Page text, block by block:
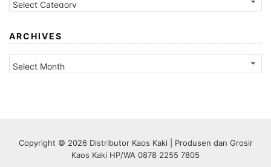
ARCHIVES
Archives
Copyright © 2026 Distributor Kaos Kaki | Produsen dan Grosir
Kaos Kaki HP/WA 0878 2255 7805